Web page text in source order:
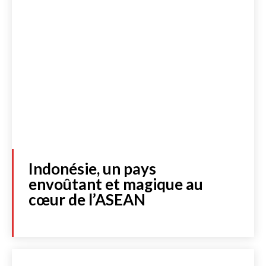
Indonésie, un pays
envoûtant et magique au
cœur de l’ASEAN